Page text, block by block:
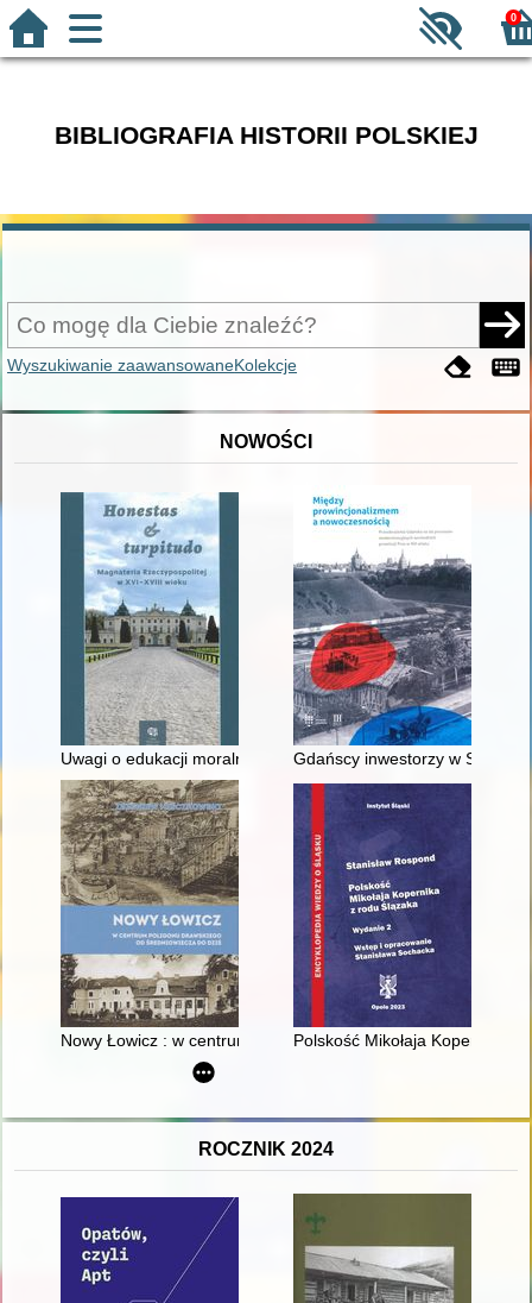
0
BIBLIOGRAFIA HISTORII POLSKIEJ
Wyszukiwanie zaawansowaneKolekcje
NOWOŚCI
Uwagi o edukacji moralnej synów szlacheckich w XVI-
Gdańscy inwestorzy w
Nowy Łowicz : w centrum poligonu drawskiego od
Polskość Mikołaja Kopernika z
ROCZNIK 2024